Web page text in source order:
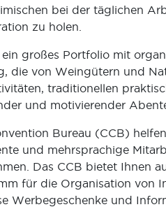
bei der täglichen
zu holen.
großes Portfolio mit
die von Weingütern und
traditionellen
und motivierender
Bureau (CCB)
und mehrsprachige
Das CCB bietet Ihnen
für die Organisation von
Werbegeschenke und